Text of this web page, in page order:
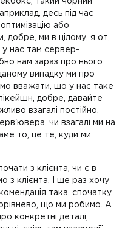
десь під час
або
ми в цілому, я от,
нас там сервер-
нам зараз про нього
випадку ми про
вважати, що у нас таке
добре, давайте
взагалі постійно,
чи взагалі ми на
то, це те, куди ми
з клієнта, чи є в
з клієнта. І ще раз хочу
така, спочатку
що ми робимо. А
конкретні деталі,